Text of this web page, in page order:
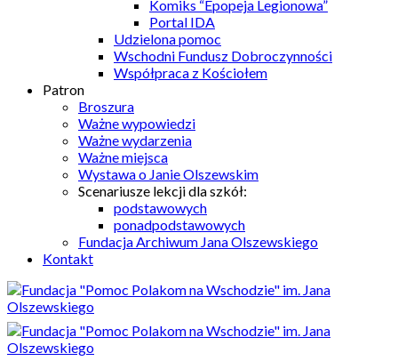
Komiks “Epopeja Legionowa”
Portal IDA
Udzielona pomoc
Wschodni Fundusz Dobroczynności
Współpraca z Kościołem
Patron
Broszura
Ważne wypowiedzi
Ważne wydarzenia
Ważne miejsca
Wystawa o Janie Olszewskim
Scenariusze lekcji dla szkół:
podstawowych
ponadpodstawowych
Fundacja Archiwum Jana Olszewskiego
Kontakt